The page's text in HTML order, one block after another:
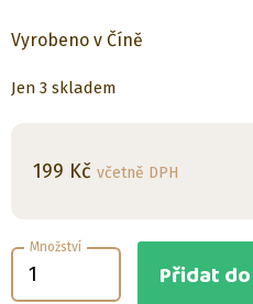
Vyrobeno v Číně
Jen 3 skladem
199 Kč včetně DPH
Množství
Přidat